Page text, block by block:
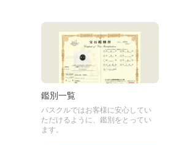
鑑別一覧
パスクルではお客様に安心してい
ただけるように、鑑別をとってい
ます。